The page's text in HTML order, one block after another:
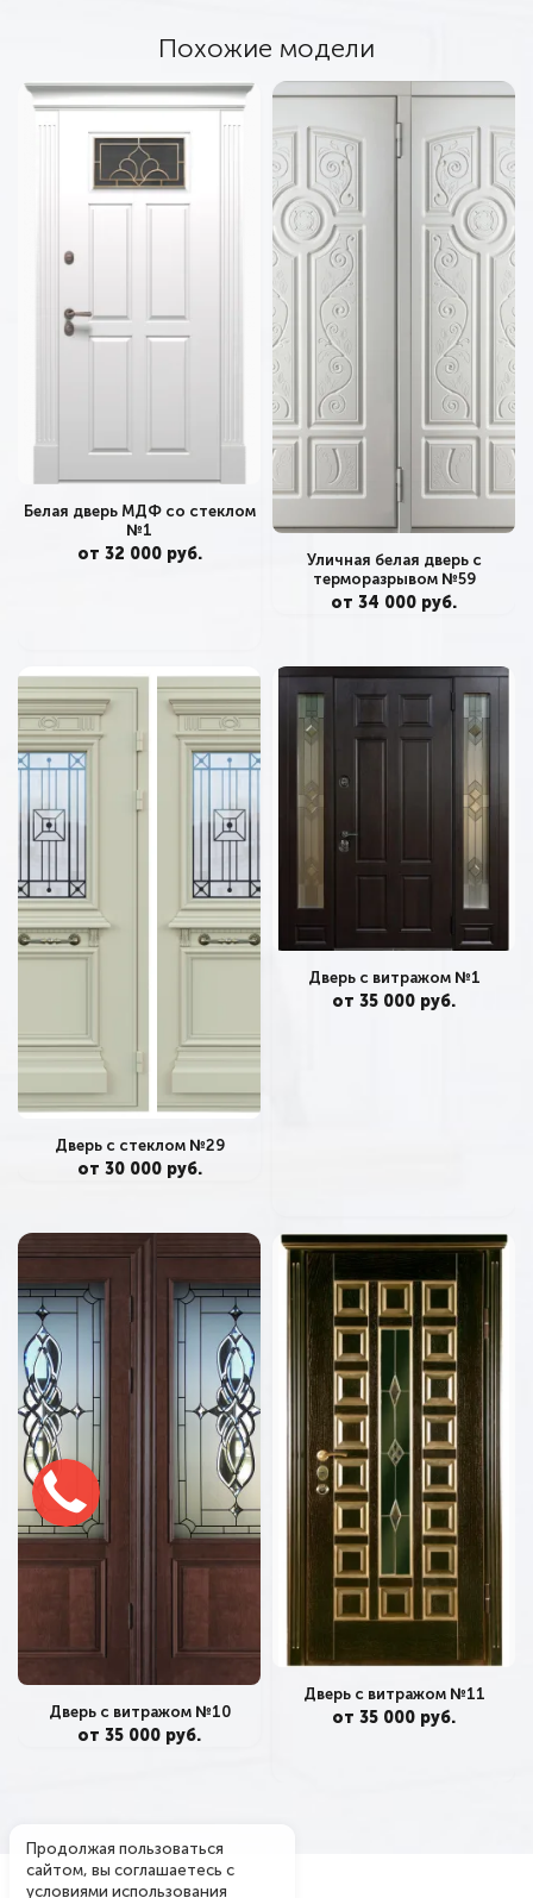
Похожие модели
Белая дверь МДФ со стеклом
№1
от 32 000 руб.
Уличная белая дверь с
терморазрывом №59
от 34 000 руб.
Дверь с стеклом №29
от 30 000 руб.
Дверь с витражом №1
от 35 000 руб.
Дверь с витражом №10
от 35 000 руб.
Дверь с витражом №11
от 35 000 руб.
Продолжая пользоваться
сайтом, вы соглашаетесь с
условиями использования